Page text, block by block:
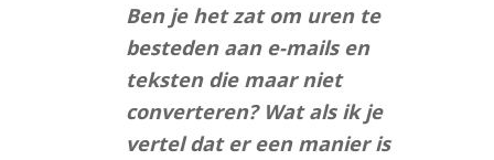
Ben je het zat om uren te
besteden aan e-mails en
teksten die maar niet
converteren? Wat als ik je
vertel dat er een manier is